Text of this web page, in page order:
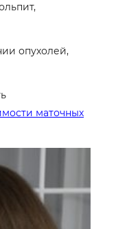
опухолей,
маточных